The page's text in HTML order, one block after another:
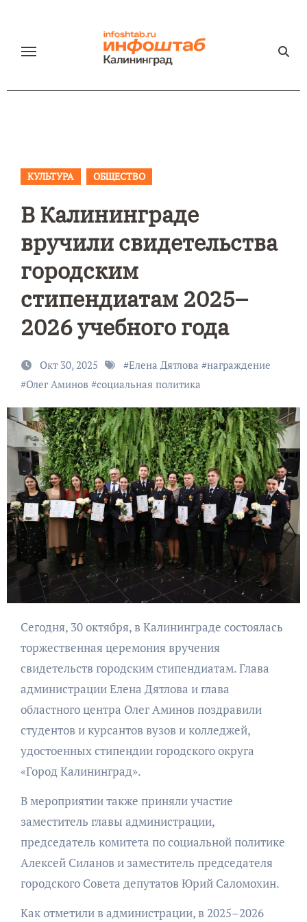
содержанию
КУЛЬТУРА ОБЩЕСТВО
В Калининграде
вручили свидетельства
городским
стипендиатам 2025–
2026 учебного года
Окт 30, 2025 #Елена Дятлова #награждение
#Олег Аминов#социальная политика
Сегодня, 30 октября, в Калининграде состоялась
торжественная церемония вручения
свидетельств городским стипендиатам. Глава
администрации Елена Дятлова и глава
областного центра Олег Аминов поздравили
студентов и курсантов вузов и колледжей,
удостоенных стипендии городского округа
«Город Калининград».
В мероприятии также приняли участие
заместитель главы администрации,
председатель комитета по социальной политике
Алексей Силанов и заместитель председателя
городского Совета депутатов Юрий Саломохин.
Как отметили в администрации, в 2025–2026